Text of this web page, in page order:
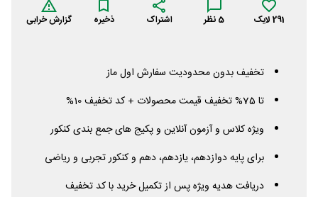
291 لایک 5 نظر اشتراک ذخیره گزارش خرابی
تخفیف بدون محدودیت سفارش اول ماز
تا 75% تخفیف قیمت محصولات + کد تخفیف 10%
ویژه کلاس و آزمون آنلاین و پکیج های جمع بندی کنکور
برای پایه دوازدهم، یازدهم، دهم و کنکور تجربی و ریاضی
دریافت هدیه ویژه پس از تکمیل خرید با کد تخفیف